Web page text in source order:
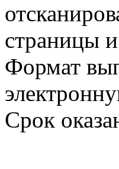
страницы
Формат
Срок